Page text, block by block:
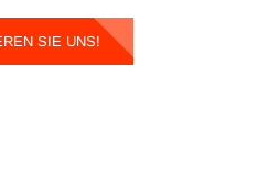
SIE UNS!